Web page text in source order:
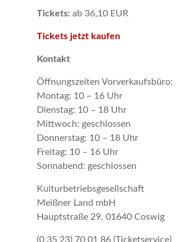
Tickets: ab 36,10 EUR
Tickets jetzt kaufen
Kontakt
Öffnungszeiten Vorverkaufsbüro:
Montag: 10 – 16 Uhr
Dienstag: 10 – 18 Uhr
Mittwoch: geschlossen
Donnerstag: 10 – 18 Uhr
Freitag: 10 – 16 Uhr
Sonnabend: geschlossen
Kulturbetriebsgesellschaft
Meißner Land mbH
Hauptstraße 29, 01640 Coswig
(0 35 23) 70 01 86 (Ticketservice)